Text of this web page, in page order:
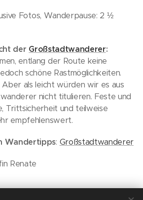
Fotos, Wanderpause: 2 ½
der Großstadtwanderer:
entlang der Route keine
schöne Rastmöglichkeiten.
Aber als leicht würden wir es aus
nicht titulieren. Feste und
Trittsicherheit und teilweise
empfehlenswert.
Wandertipps: Großstadtwanderer
Renate